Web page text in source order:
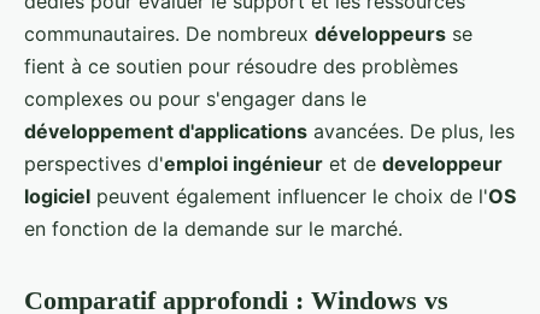
communautaires. De nombreux développeurs se
fient à ce soutien pour résoudre des problèmes
complexes ou pour s'engager dans le
développement d'applications avancées. De plus, les
perspectives d'emploi ingénieur et de developpeur
logiciel peuvent également influencer le choix de l'OS
en fonction de la demande sur le marché.
Comparatif approfondi : Windows vs